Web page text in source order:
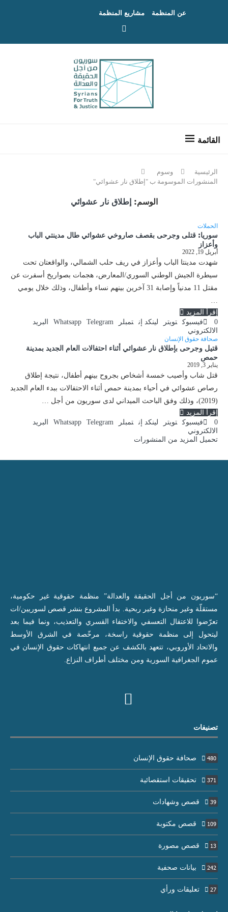
عن المنظمة مشاريع المنظمة
الرئيسية
وسوم
المنشورات الموسومة ب "إطلاق نار عشوائي"
الوسم:إطلاق نار عشوائي
الحملات
سوريا: قتلى وجرحى بقصف صاروخي عشوائي طال مدينتي الباب
وأعزاز
أبريل 19, 2022
شهدت مدينتا الباب وأعزاز في ريف حلب الشمالي، والواقعتان تحت
سيطرة الجيش الوطني السوري/المعارض، هجمات بصواريخ أسفرت عن
مقتل 11 مدنياً وإصابة 31 آخرين بينهم نساء وأطفال، وذلك خلال يومي
…
إقرأ المزيد
0
فيسبوك تويتر لينكد إن تمبلر Whatsapp Telegram
البريد
الالكتروني
صحافة حقوق الإنسان
قتيل وجرحى بإطلاق نار عشوائي أثناء احتفالات العام الجديد بمدينة
حمص
يناير 3, 2019
قتل شاب وأصيب خمسة أشخاص بجروح بينهم أطفال، نتيجة إطلاق
رصاص عشوائي في أحياء بمدينة حمص أثناء الاحتفالات ببدء العام الجديد
(2019)، وذلك وفق الباحث الميداني لدى سوريون من أجل …
إقرأ المزيد
0
فيسبوك تويتر لينكد إن تمبلر Whatsapp Telegram
البريد
الالكتروني
تحميل المزيد من المنشورات
“سوريون من أجل الحقيقة والعدالة” منظمة حقوقية غير حكومية،
مستقلّة وغير منحازة وغير ربحية. بدأ المشروع بنشر قصص لسوريين/ات
تعرّضوا للاعتقال التعسفي والاختفاء القسري والتعذيب، ونما فيما بعد
ليتحول إلى منظمة حقوقية راسخة، مرخّصة في الشرق الأوسط
والاتحاد الأوروبي، تتعهد بالكشف عن جميع انتهاكات حقوق الإنسان في
عموم الجغرافية السورية ومن مختلف أطراف النزاع.
تصنيفات
صحافة حقوق الإنسان 480
تحقيقات استقصائية 371
قصص وشهادات 39
قصص مكتوبة 109
قصص مصورة 13
بيانات صحفية 242
تعليقات ورأي 27